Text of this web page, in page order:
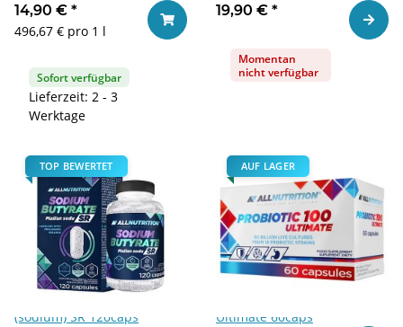
14,90 € *
496,67 € pro 1 l
Sofort verfügbar
Lieferzeit: 2 - 3
Werktage
In den Warenkorb
19,90 € *
Momentan
nicht verfügbar
Zum
TOP BEWERTET
Allnutrition Natriumbutyrat
(sodium) SR 120caps
AUF LAGER
Ultimate 60caps